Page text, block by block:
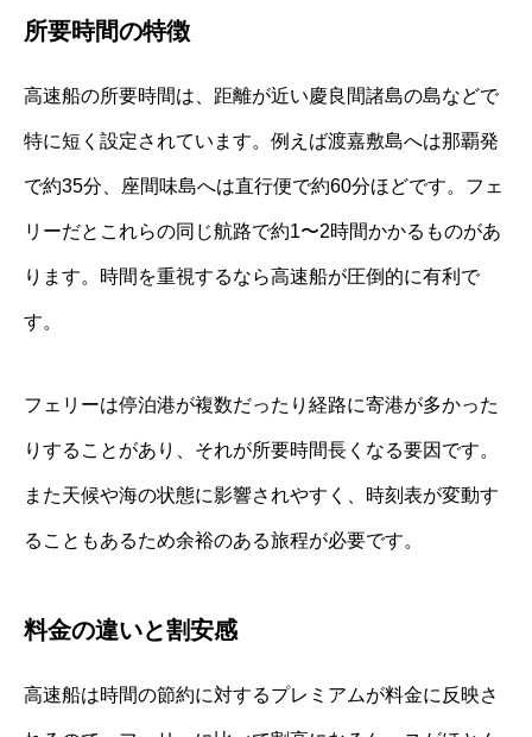
所要時間の特徴
高速船の所要時間は、距離が近い慶良間諸島の島などで
特に短く設定されています。例えば渡嘉敷島へは那覇発
で約35分、座間味島へは直行便で約60分ほどです。フェ
リーだとこれらの同じ航路で約1〜2時間かかるものがあ
ります。時間を重視するなら高速船が圧倒的に有利で
す。
フェリーは停泊港が複数だったり経路に寄港が多かった
りすることがあり、それが所要時間長くなる要因です。
また天候や海の状態に影響されやすく、時刻表が変動す
ることもあるため余裕のある旅程が必要です。
料金の違いと割安感
高速船は時間の節約に対するプレミアムが料金に反映さ